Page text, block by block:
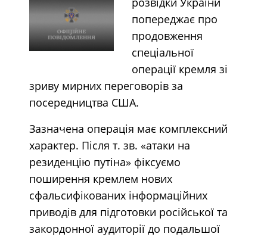
попереджає про
продовження
спеціальної
операції кремля зі
зриву мирних переговорів за
посередництва США.
Зазначена операція має комплексний
характер. Після т. зв. «атаки на
резиденцію путіна» фіксуємо
поширення кремлем нових
сфальсифікованих інформаційних
приводів для підготовки російської та
закордонної аудиторії до подальшої